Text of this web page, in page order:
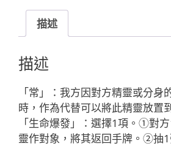
ヘ
チ
ア
「白
色
精
靈
奏
像：
描述
描述
「常」：我方因對方精靈或分身
時，作為代替可以將此精靈放置
「生命爆發」：選擇1項。①對
靈作對象，將其返回手牌。②抽1